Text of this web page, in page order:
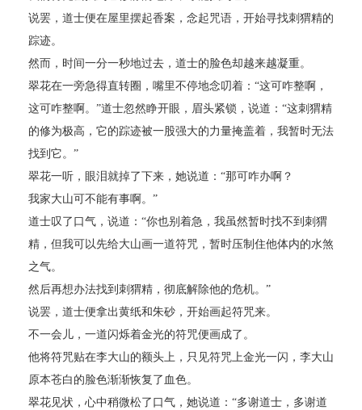
说罢，道士便在屋里摆起香案，念起咒语，开始寻找刺猬精的
踪迹。
然而，时间一分一秒地过去，道士的脸色却越来越凝重。
翠花在一旁急得直转圈，嘴里不停地念叨着：“这可咋整啊，
这可咋整啊。”道士忽然睁开眼，眉头紧锁，说道：“这刺猬精
的修为极高，它的踪迹被一股强大的力量掩盖着，我暂时无法
找到它。”
翠花一听，眼泪就掉了下来，她说道：“那可咋办啊？
我家大山可不能有事啊。”
道士叹了口气，说道：“你也别着急，我虽然暂时找不到刺猬
精，但我可以先给大山画一道符咒，暂时压制住他体内的水煞
之气。
然后再想办法找到刺猬精，彻底解除他的危机。”
说罢，道士便拿出黄纸和朱砂，开始画起符咒来。
不一会儿，一道闪烁着金光的符咒便画成了。
他将符咒贴在李大山的额头上，只见符咒上金光一闪，李大山
原本苍白的脸色渐渐恢复了血色。
翠花见状，心中稍微松了口气，她说道：“多谢道士，多谢道